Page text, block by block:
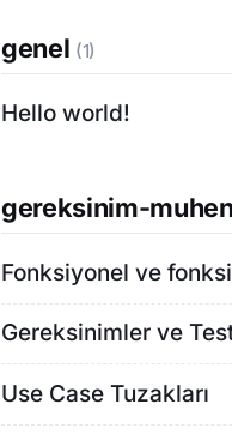
genel (1)
Hello world!
gereksinim-
Fonksiyonel ve
Gereksinimler ve
Use Case Tuzakları